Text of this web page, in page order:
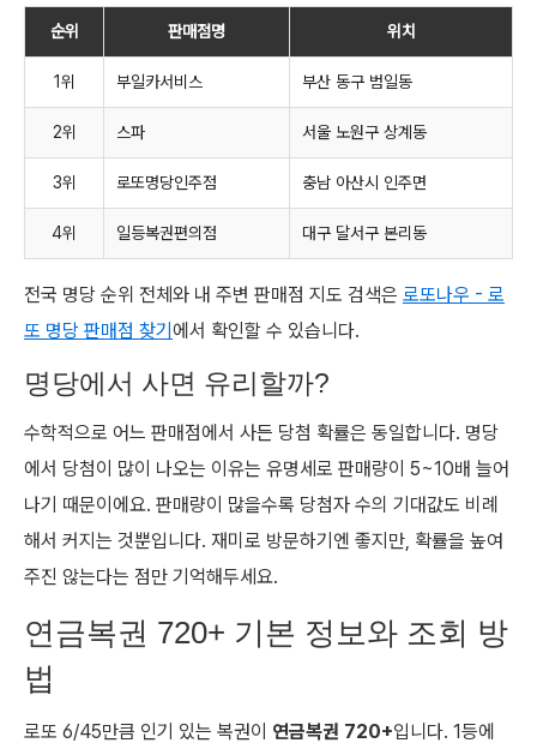
순위 판매점명 위치
1위 부일카서비스 부산 동구 범일동
2위 스파 서울 노원구 상계동
3위 로또명당인주점 충남 아산시 인주면
4위 일등복권편의점 대구 달서구 본리동
전국 명당 순위 전체와 내 주변 판매점 지도 검색은 로또나우 - 로
또 명당 판매점 찾기에서 확인할 수 있습니다.
명당에서 사면 유리할까?
수학적으로 어느 판매점에서 사든 당첨 확률은 동일합니다. 명당
에서 당첨이 많이 나오는 이유는 유명세로 판매량이 5~10배 늘어
나기 때문이에요. 판매량이 많을수록 당첨자 수의 기대값도 비례
해서 커지는 것뿐입니다. 재미로 방문하기엔 좋지만, 확률을 높여
주진 않는다는 점만 기억해두세요.
연금복권 720+ 기본 정보와 조회 방
법
로또 6/45만큼 인기 있는 복권이 연금복권 720+입니다. 1등에